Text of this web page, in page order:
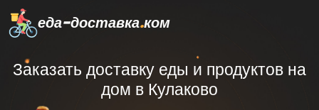
еда-доставка.ком
Заказать доставку еды и продуктов на
дом в Кулаково